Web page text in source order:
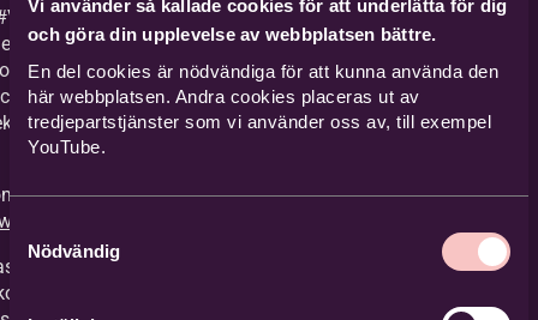
Vi använder så kallade cookies för att underlätta för dig
och göra din upplevelse av webbplatsen bättre.
En del cookies är nödvändiga för att kunna använda den
här webbplatsen. Andra cookies placeras ut av
tredjepartstjänster som vi använder oss av, till exempel
YouTube.
Samtyckesval
Nödvändig
med
från olika delar av
talar om
demokratin från
(Kommer under
nav för
med inspiration